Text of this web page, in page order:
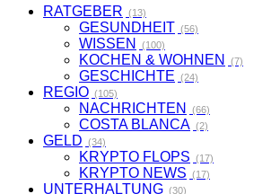
RATGEBER (13)
GESUNDHEIT (56)
WISSEN (100)
KOCHEN & WOHNEN (7)
GESCHICHTE (24)
REGIO (105)
NACHRICHTEN (66)
COSTA BLANCA (2)
GELD (34)
KRYPTO FLOPS (17)
KRYPTO NEWS (17)
UNTERHALTUNG (30)